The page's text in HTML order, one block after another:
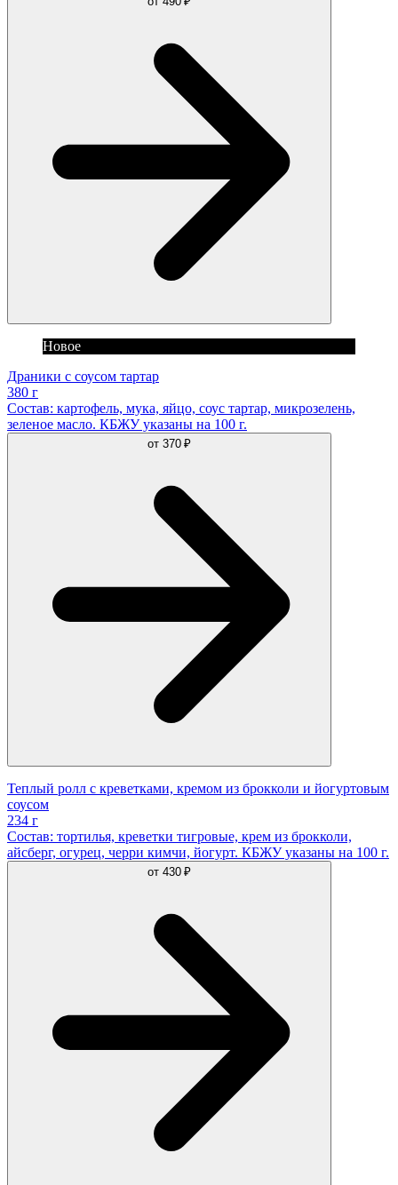
Новое
Драники с соусом тартар
380 г
Состав: картофель, мука, яйцо, соус тартар, микрозелень,
зеленое масло. КБЖУ указаны на 100 г.
от 370 ₽
Теплый ролл с креветками, кремом из брокколи и йогуртовым
соусом
234 г
Состав: тортилья, креветки тигровые, крем из брокколи,
айсберг, огурец, черри кимчи, йогурт. КБЖУ указаны на 100 г.
от 430 ₽